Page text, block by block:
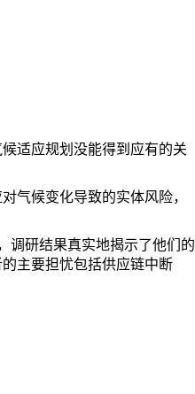
适应规划没能得到应有的关
气候变化导致的实体风险，
调研结果真实地揭示了他们的
主要担忧包括供应链中断